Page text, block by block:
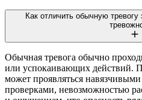
Как отличить обычную
Обычная тревога обычно
или успокаивающих действий.
может проявляться
проверками, невозможностью